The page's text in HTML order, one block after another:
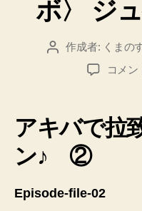
ボ〉 ジ
投
作成者: くまの
変
甲
兵
コメン
アキバで拉
ン♪ ②
Episode-file-02